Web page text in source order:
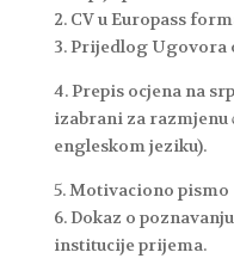
2. CV u Europass
3. Prijedlog Ugovora
4. Prepis ocjena na
izabrani za razmjenu
engleskom jeziku).
5. Motivaciono pismo
6. Dokaz o
institucije prijema.